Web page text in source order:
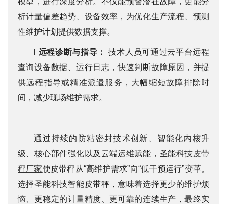
析计量偏差趋势、设备效率，为优化生产流程、预测
性维护计划提供数据支撑。
远程诊断与指导：
技术人员可通过云平台远程
查询设备数据、运行日志，快速判断故障原因，并提
供远程指导或精准派遣服务，大幅缩短故障排除时
间，减少现场维护需求。
通过持续的防粘密封技术创新、智能化内核升
级、核心部件强化以及云端运维赋能，圣能科技皮带
秤厂家使皮带秤从“高维护需求”向“低干预运行”变革。
选择圣能科技智能皮带秤，意味着选择更少的维护烦
恼、更稳定的计量精度、更可靠的连续生产，最终实